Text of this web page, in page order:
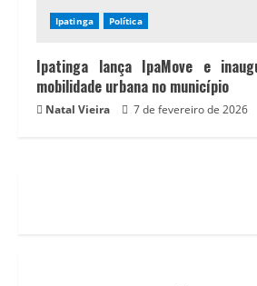
Ipatinga Política
Ipatinga lança IpaMove e
mobilidade urbana no município
Natal Vieira 7 de fevereiro de 2026